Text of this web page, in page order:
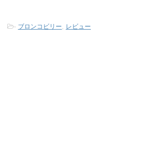
- ブロンコビリー, レビュー